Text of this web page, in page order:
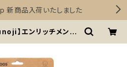
新商品入荷いたしました
】エンリッチメント